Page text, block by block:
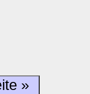
Zurück zur Startseite »